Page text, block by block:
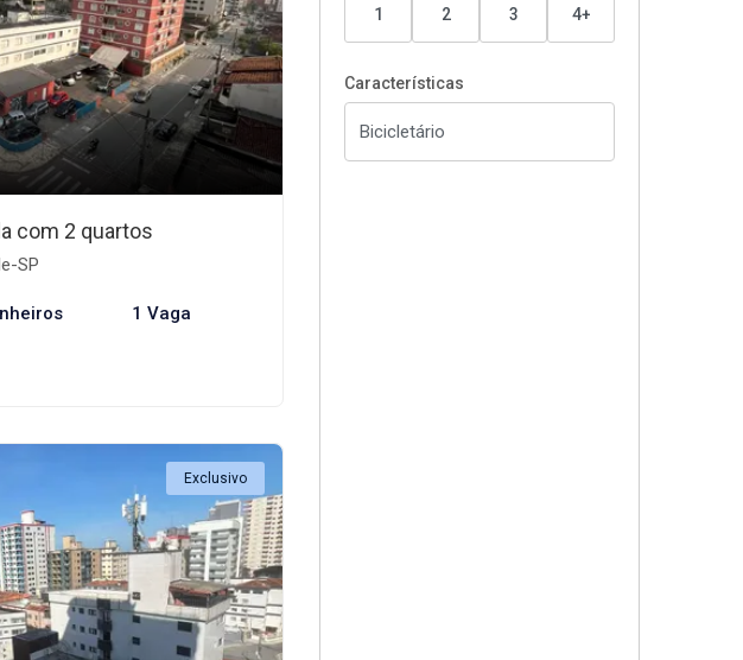
com 2 quartos
SP
1 Vaga
Exclusivo
1 2 3 4+
Características